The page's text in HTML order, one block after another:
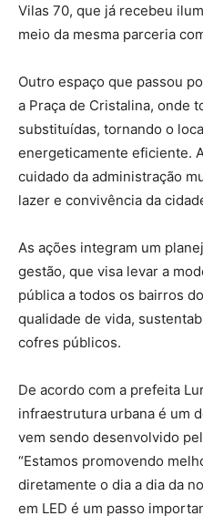
Vilas 70, que já recebeu
meio da mesma parceria
Outro espaço que passou
a Praça de Cristalina, onde
substituídas, tornando o
energeticamente eficiente.
cuidado da administração
lazer e convivência da
As ações integram um
gestão, que visa levar a
pública a todos os bairros
qualidade de vida,
cofres públicos.
De acordo com a prefeita
infraestrutura urbana é um
vem sendo desenvolvido
“Estamos promovendo
diretamente o dia a dia da
em LED é um passo